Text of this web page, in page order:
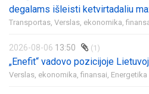
degalams išleisti ketvirtadaliu
Transportas, Verslas, ekonomika,
2026-08-06 13:50 (1)
„Enefit“ vadovo pozicijoje
Verslas, ekonomika, finansai, Energetika